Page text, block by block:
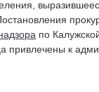
по
к